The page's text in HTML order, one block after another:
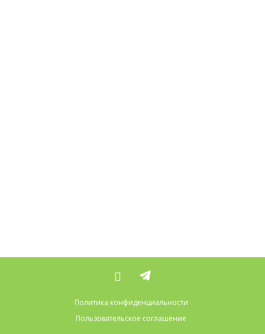
Политика конфиденциальности
Пользовательское соглашение